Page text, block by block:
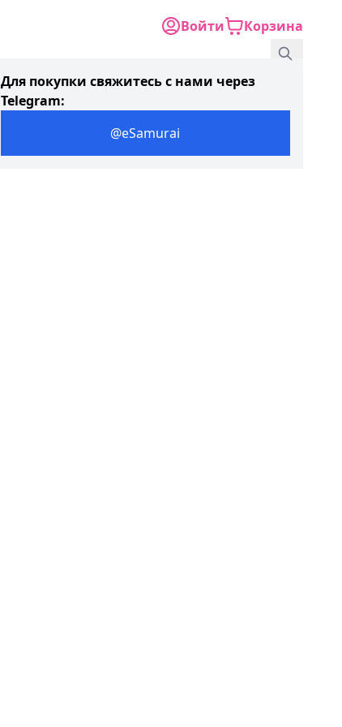
Войти Корзина
Для покупки свяжитесь с нами через
Telegram:
@eSamurai